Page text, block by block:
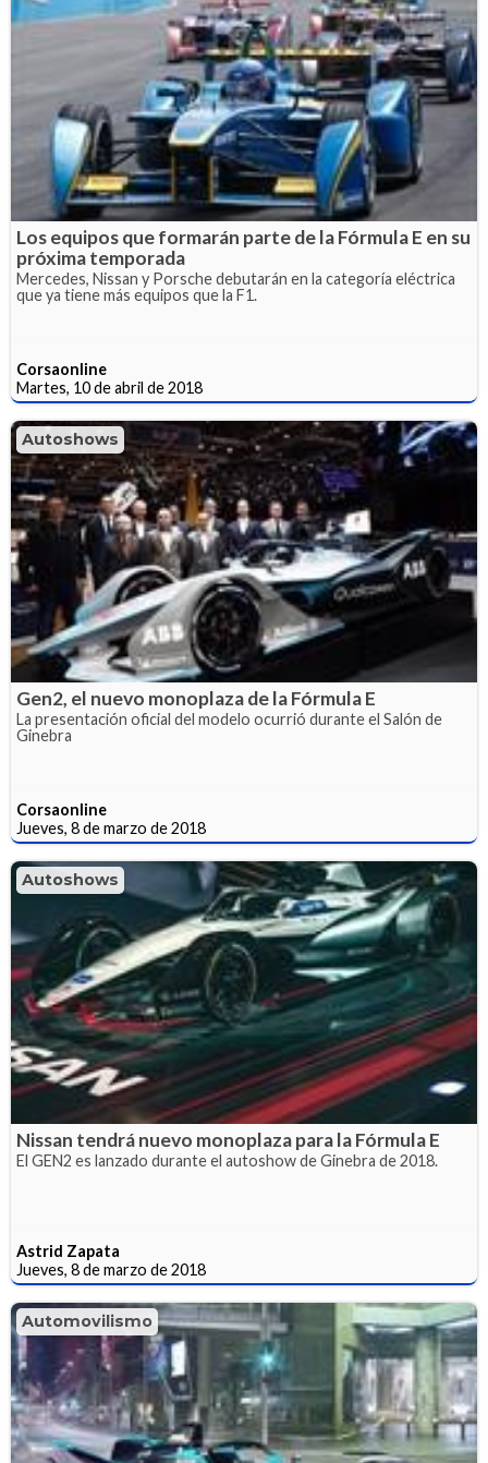
Los equipos que formarán parte de la Fórmula E en su
próxima temporada
Mercedes, Nissan y Porsche debutarán en la categoría eléctrica
que ya tiene más equipos que la F1.
Corsaonline
Martes, 10 de abril de 2018
Autoshows
Gen2, el nuevo monoplaza de la Fórmula E
La presentación oficial del modelo ocurrió durante el Salón de
Ginebra
Corsaonline
Jueves, 8 de marzo de 2018
Autoshows
Nissan tendrá nuevo monoplaza para la Fórmula E
El GEN2 es lanzado durante el autoshow de Ginebra de 2018.
Astrid Zapata
Jueves, 8 de marzo de 2018
Automovilismo